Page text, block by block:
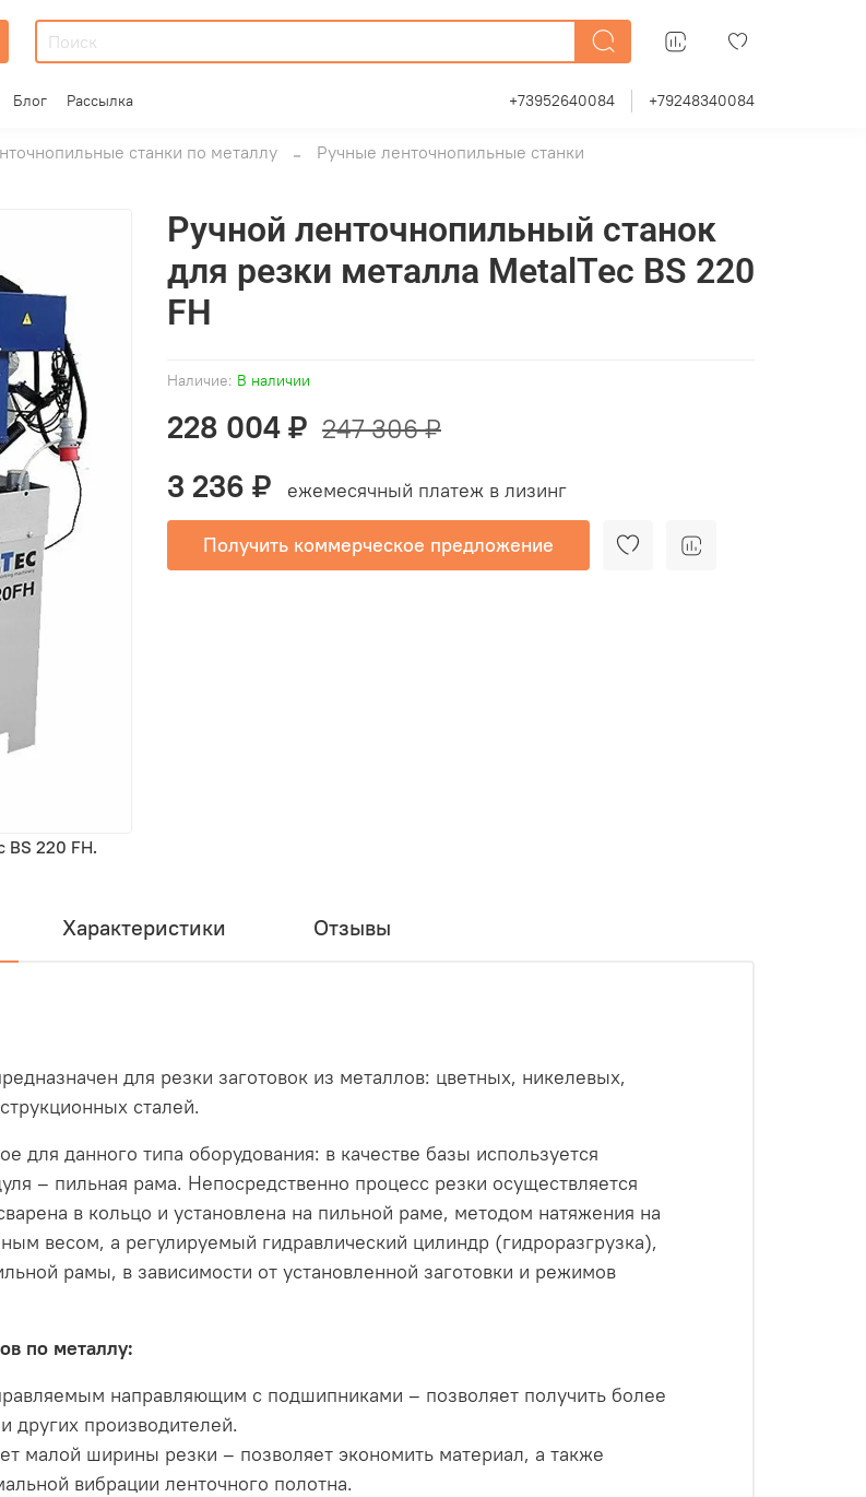
Блог Рассылка +73952640084 +79248340084
станки по металлу Ручные ленточнопильные станки
BS 220 FH.
Наличие: В наличии
Ручной ленточнопильный станок
для резки металла MetalTec BS 220
FH
228 004 ₽ 247 306 ₽
3 236 ₽ ежемесячный платеж в лизинг
Получить коммерческое предложение
Характеристики Отзывы
для резки заготовок из металлов: цветных, никелевых,
сталей.
для данного типа оборудования: в качестве базы используется
– пильная рама. Непосредственно процесс резки осуществляется
в кольцо и установлена на пильной раме, методом натяжения на
весом, а регулируемый гидравлический цилиндр (гидроразгрузка),
рамы, в зависимости от установленной заготовки и режимов
по металлу:
направляющим с подшипниками – позволяет получить более
других производителей.
малой ширины резки – позволяет экономить материал, а также
вибрации ленточного полотна.